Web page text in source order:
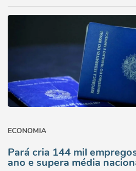
ECONOMIA
Pará cria 144 mil
ano e supera média